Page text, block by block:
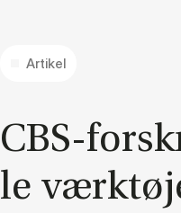
Artikel
CBS-
le